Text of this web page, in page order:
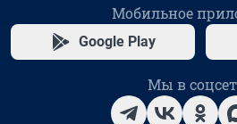
Мобильное
Google Play
Мы в